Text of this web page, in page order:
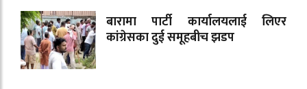
बारामा पार्टी कार्यालयलाई लिएर
कांग्रेसका दुई समूहबीच झडप